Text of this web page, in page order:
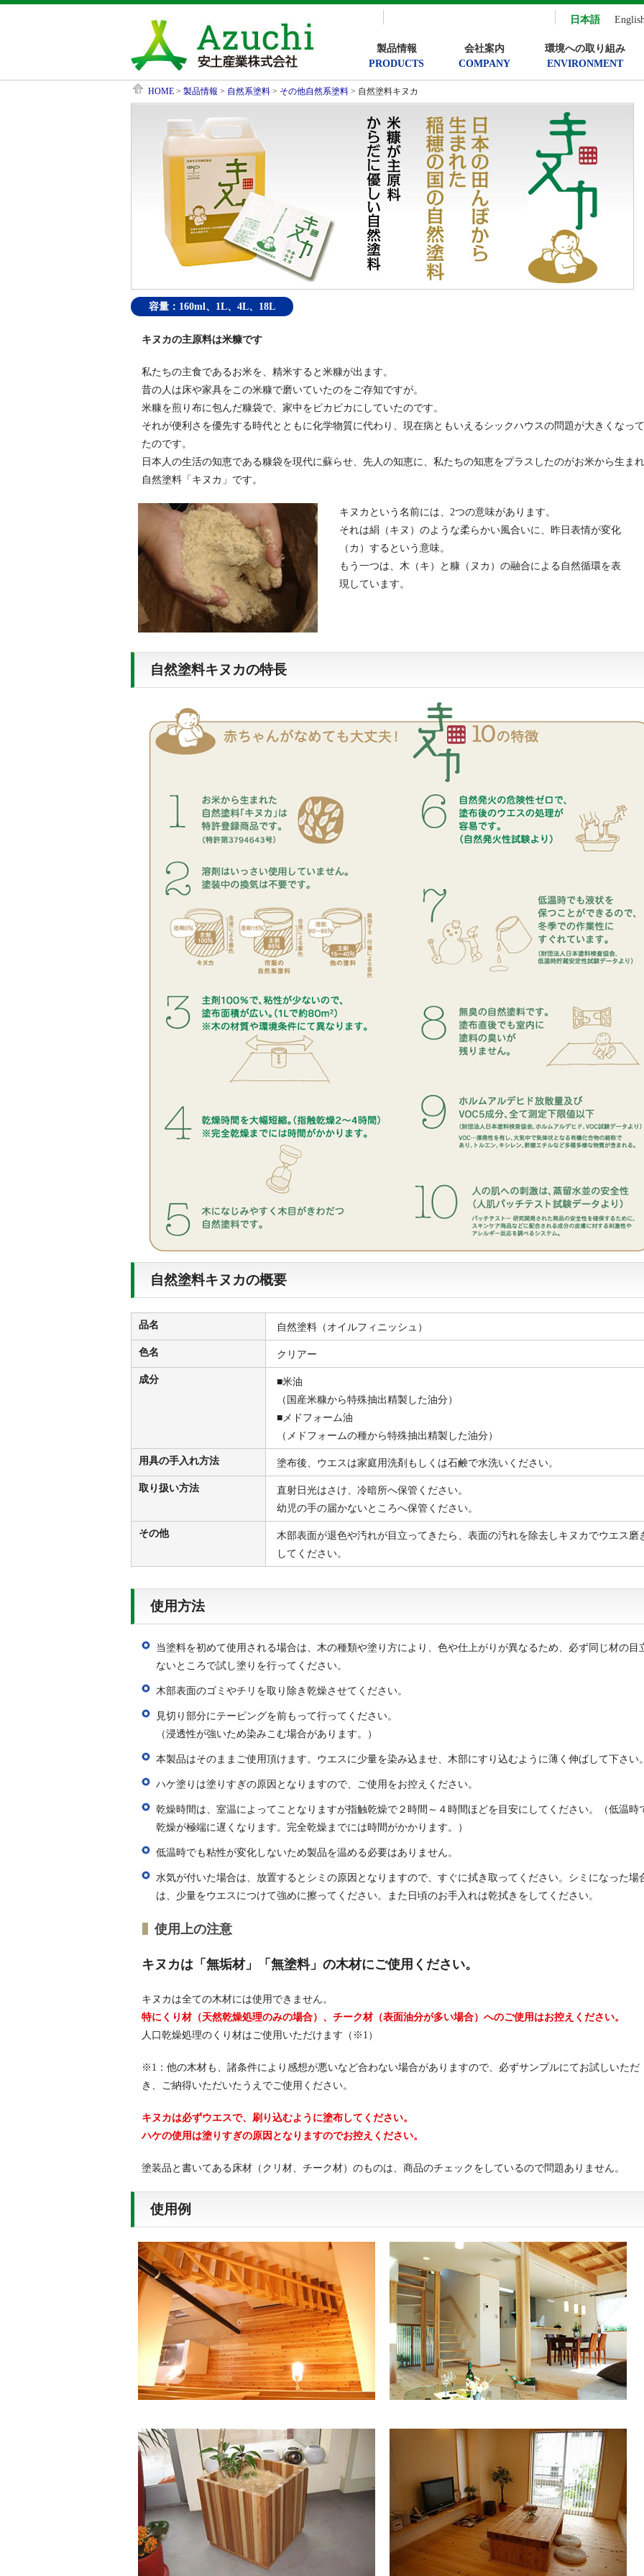
日本語
製品情報
PRODUCTS
会社案内
COMPANY
環境への取り組み
ENVIRONMENT
HOME > 製品情報 > 自然系塗料 > その他自然系塗料 > 自然塗料キヌカ
容量：160ml、1L、4L、18L
キヌカの主原料は米糠です
私たちの主食であるお米を、精米すると米糠が出ます。
昔の人は床や家具をこの米糠で磨いていたのをご存知ですが。
米糠を煎り布に包んだ糠袋で、家中をピカピカにしていたのです。
それが便利さを優先する時代とともに化学物質に代わり、現在病ともいえるシックハウスの問題が大きくなっ
たのです。
日本人の生活の知恵である糠袋を現代に蘇らせ、先人の知恵に、私たちの知恵をプラスしたのがお米から生ま
自然塗料「キヌカ」です。
キヌカという名前には、2つの意味があります。
それは絹（キヌ）のような柔らかい風合いに、昨日表情が変化
（カ）するという意味。
もう一つは、木（キ）と糠（ヌカ）の融合による自然循環を表
現しています。
自然塗料キヌカの特長
自然塗料キヌカの概要
品名 自然塗料（オイルフィニッシュ）
色名 クリアー
成分
■米油
（国産米糠から特殊抽出精製した油分）
■メドフォーム油
（メドフォームの種から特殊抽出精製した油分）
用具の手入れ方法 塗布後、ウエスは家庭用洗剤もしくは石鹸で水洗いください。
取り扱い方法
直射日光はさけ、冷暗所へ保管ください。
幼児の手の届かないところへ保管ください。
その他
木部表面が退色や汚れが目立ってきたら、表面の汚れを除去しキヌカでウエス磨
してください。
使用方法
当塗料を初めて使用される場合は、木の種類や塗り方により、色や仕上がりが異なるため、必ず同じ材の目
ないところで試し塗りを行ってください。
木部表面のゴミやチリを取り除き乾燥させてください。
見切り部分にテーピングを前もって行ってください。
（浸透性が強いため染みこむ場合があります。）
本製品はそのままご使用頂けます。ウエスに少量を染み込ませ、木部にすり込むように薄く伸ばして下さい
ハケ塗りは塗りすぎの原因となりますので、ご使用をお控えください。
乾燥時間は、室温によってことなりますが指触乾燥で２時間～４時間ほどを目安にしてください。（低温時
乾燥が極端に遅くなります。完全乾燥までには時間がかかります。）
低温時でも粘性が変化しないため製品を温める必要はありません。
水気が付いた場合は、放置するとシミの原因となりますので、すぐに拭き取ってください。シミになった場
は、少量をウエスにつけて強めに擦ってください。また日頃のお手入れは乾拭きをしてください。
使用上の注意
キヌカは「無垢材」「無塗料」の木材にご使用ください。
キヌカは全ての木材には使用できません。
特にくり材（天然乾燥処理のみの場合）、チーク材（表面油分が多い場合）へのご使用はお控えください。
人口乾燥処理のくり材はご使用いただけます（※1）
※1：他の木材も、諸条件により感想が悪いなど合わない場合がありますので、必ずサンプルにてお試しいただ
き、ご納得いただいたうえでご使用ください。
キヌカは必ずウエスで、刷り込むように塗布してください。
ハケの使用は塗りすぎの原因となりますのでお控えください。
塗装品と書いてある床材（クリ材、チーク材）のものは、商品のチェックをしているので問題ありません。
使用例